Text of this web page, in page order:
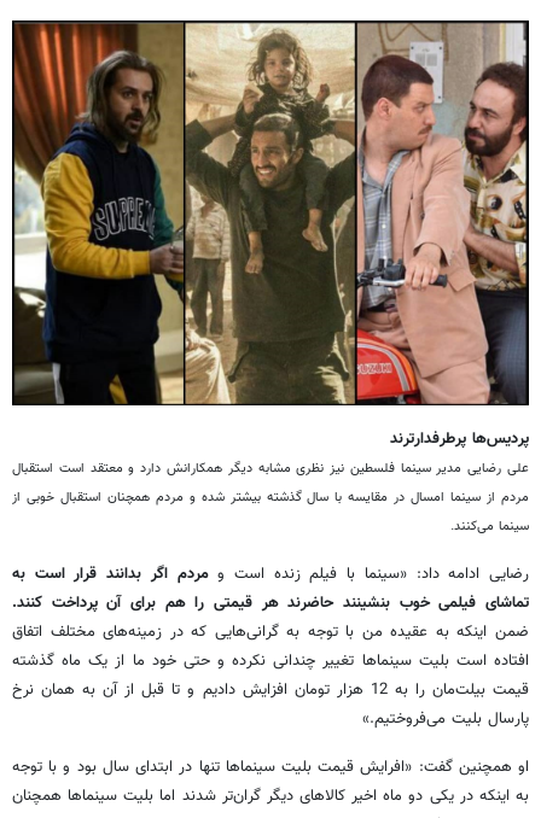
پردیس‌ها پرطرفدارترند
علی رضایی مدیر سینما فلسطین نیز نظری مشابه دیگر همکارانش دارد و معتقد است استقبال
مردم از سینما امسال در مقایسه با سال گذشته بیشتر شده و مردم همچنان استقبال خوبی از
سینما می‌کنند.
رضایی ادامه داد: «سینما با فیلم زنده است ومردم اگر بدانند قرار است به
تماشای فیلمی خوب بنشینند حاضرند هر قیمتی را هم برای آن پرداخت کنند.
ضمن اینکه به عقیده من با توجه به گرانی‌هایی که در زمینه‌های مختلف اتفاق
افتاده است بلیت سینماها تغییر چندانی نکرده و حتی خود ما از یک ماه گذشته
قیمت بیلت‌مان را به 12 هزار تومان افزایش دادیم و تا قبل از آن به همان نرخ
پارسال بلیت می‌فروختیم.»
او همچنین گفت: «افرایش قیمت بلیت سینماها تنها در ابتدای سال بود و با توجه
به اینکه در یکی دو ماه اخیر کالاهای دیگر گران‌تر شدند اما بلیت سینماها همچنان